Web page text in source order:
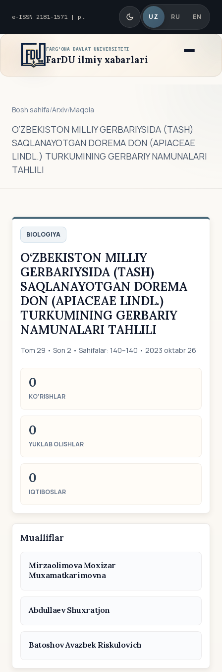
e-ISSN 2181-1571 | p-ISSN 2010-8419 UZ RU EN
FARG'ONA DAVLAT UNIVERSITETI
FarDU ilmiy xabarlari
Bosh sahifa/Arxiv/Maqola
O‘ZBEKISTON MILLIY GERBARIYSIDA (TASH)
SAQLANAYOTGAN DOREMA DON (APIACEAE
LINDL.) TURKUMINING GERBARIY NAMUNALARI
TAHLILI
BIOLOGIYA
O‘ZBEKISTON MILLIY
GERBARIYSIDA (TASH)
SAQLANAYOTGAN DOREMA
DON (APIACEAE LINDL.)
TURKUMINING GERBARIY
NAMUNALARI TAHLILI
Tom 29 • Son 2 • Sahifalar: 140–140 • 2023 oktabr 26
0
KO‘RISHLAR
0
YUKLAB OLISHLAR
0
IQTIBOSLAR
Mualliflar
Mirzaolimova Moxizar
Muxamatkarimovna
Abdullaev Shuxratjon
Batoshov Avazbek Riskulovich